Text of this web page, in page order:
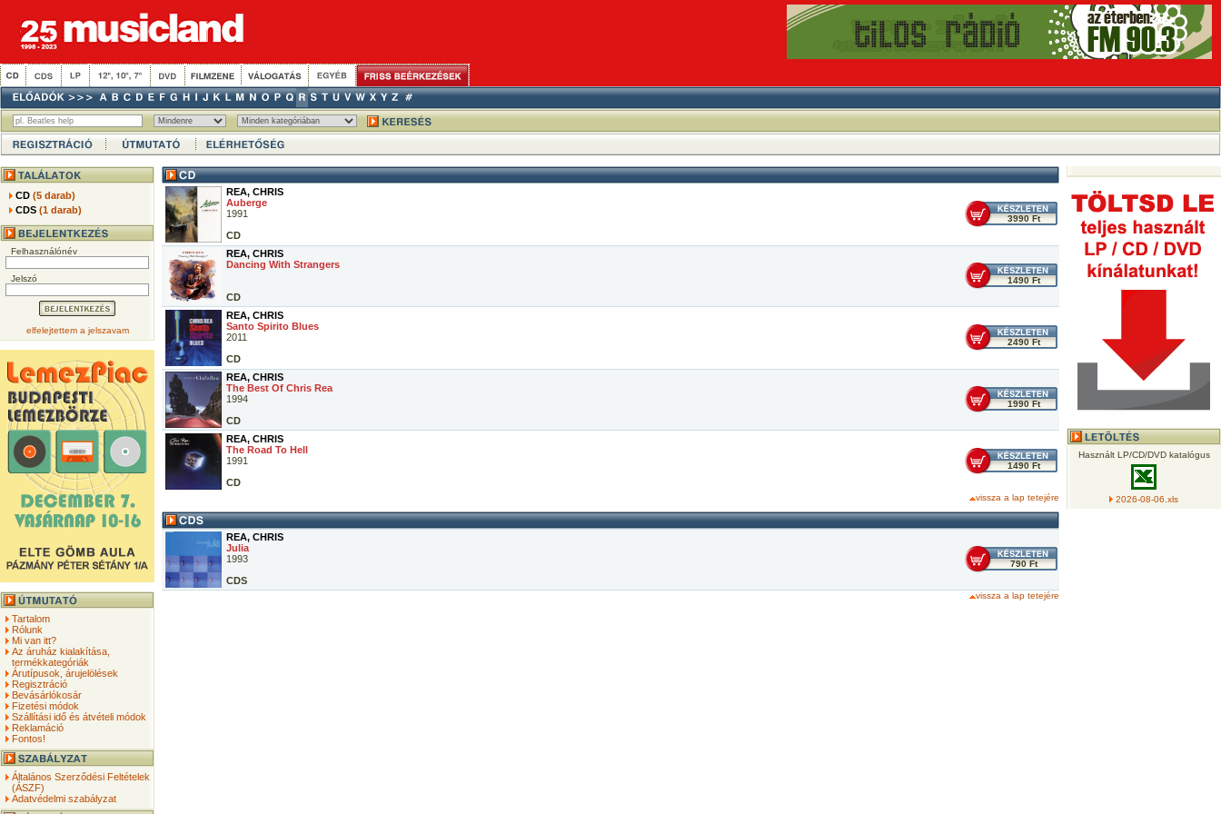
CD(5 darab)
CDS(1 darab)
Felhasználónév
Jelszó
elfelejtettem a jelszavam
Tartalom
Rólunk
Mi van itt?
Az áruház kialakítása,
termékkategóriák
Árutípusok, árujelölések
Regisztráció
Bevásárlókosár
Fizetési módok
Szállítási idő és átvételi módok
Reklamáció
Fontos!
Általános Szerződési Feltételek
(ÁSZF)
Adatvédelmi szabályzat
REA, CHRIS
Auberge
1991
CD
3990 Ft
REA, CHRIS
Dancing With Strangers
CD
1490 Ft
REA, CHRIS
Santo Spirito Blues
2011
CD
2490 Ft
REA, CHRIS
The Best Of Chris Rea
1994
CD
1990 Ft
REA, CHRIS
The Road To Hell
1991
CD
1490 Ft
vissza a lap tetejére
REA, CHRIS
Julia
1993
CDS
790 Ft
vissza a lap tetejére
Használt LP/CD/DVD katalógus
2026-08-06.xls